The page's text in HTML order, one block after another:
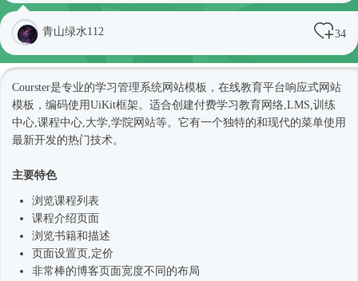
青山绿水112 34
Courster是专业的学习管理系统网站模板 ，在线教育平台响应式网站
模板 ，编码使用UiKit框架。适合创建付费学习教育网络,LMS,训练
中心,课程中心,大学,学院网站等。它有一个独特的和现代的菜单使用
最新开发的热门技术。
主要特色
浏览课程列表
课程介绍页面
浏览书籍和描述
页面设置页,定价
非常棒的博客页面宽度不同的布局